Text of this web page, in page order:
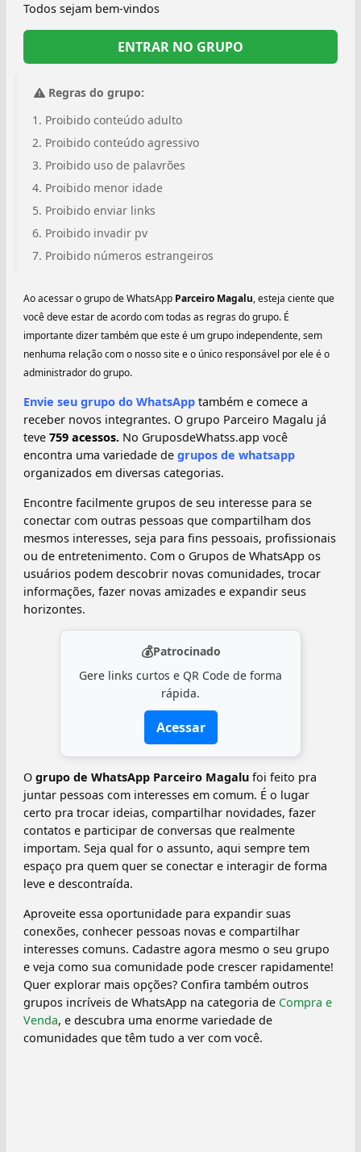
Todos sejam bem-vindos
ENTRAR NO GRUPO
Regras do grupo:
Proibido conteúdo adulto
Proibido conteúdo agressivo
Proibido uso de palavrões
Proibido menor idade
Proibido enviar links
Proibido invadir pv
Proibido números estrangeiros
Ao acessar o grupo de WhatsApp Parceiro Magalu, esteja ciente que
você deve estar de acordo com todas as regras do grupo. É
importante dizer também que este é um grupo independente, sem
nenhuma relação com o nosso site e o único responsável por ele é o
administrador do grupo.
Envie seu grupo do WhatsApp também e comece a
receber novos integrantes. O grupo Parceiro Magalu já
teve 759 acessos. No GruposdeWhatss.app você
encontra uma variedade de grupos de whatsapp
organizados em diversas categorias.
Encontre facilmente grupos de seu interesse para se
conectar com outras pessoas que compartilham dos
mesmos interesses, seja para fins pessoais, profissionais
ou de entretenimento. Com o Grupos de WhatsApp os
usuários podem descobrir novas comunidades, trocar
informações, fazer novas amizades e expandir seus
horizontes.
💰Patrocinado
Gere links curtos e QR Code de forma
rápida.
Acessar
O grupo de WhatsApp Parceiro Magalu foi feito pra
juntar pessoas com interesses em comum. É o lugar
certo pra trocar ideias, compartilhar novidades, fazer
contatos e participar de conversas que realmente
importam. Seja qual for o assunto, aqui sempre tem
espaço pra quem quer se conectar e interagir de forma
leve e descontraída.
Aproveite essa oportunidade para expandir suas
conexões, conhecer pessoas novas e compartilhar
interesses comuns. Cadastre agora mesmo o seu grupo
e veja como sua comunidade pode crescer rapidamente!
Quer explorar mais opções? Confira também outros
grupos incríveis de WhatsApp na categoria de Compra e
Venda, e descubra uma enorme variedade de
comunidades que têm tudo a ver com você.